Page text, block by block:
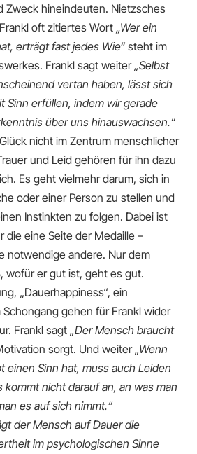
Zweck hineindeuten. Nietzsches
oft zitiertes Wort „Wer ein
erträgt fast jedes Wie“ steht im
Frankl sagt weiter „Selbst
vertan haben, lässt sich
Sinn erfüllen, indem wir gerade
über uns hinauswachsen.“
nicht im Zentrum menschlicher
und Leid gehören für ihn dazu
Es geht vielmehr darum, sich in
oder einer Person zu stellen und
Instinkten zu folgen. Dabei ist
die eine Seite der Medaille –
notwendige andere. Nur dem
wofür er gut ist, geht es gut.
„Dauerhappiness“, ein
gehen für Frankl wider
Frankl sagt „Der Mensch braucht
sorgt. Und weiter „Wenn
einen Sinn hat, muss auch Leiden
kommt nicht darauf an, an was man
es auf sich nimmt.“
der Mensch auf Dauer die
im psychologischen Sinne